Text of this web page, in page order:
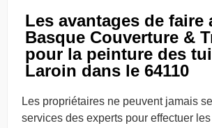
Les avantages de faire
Basque Couverture &
pour la peinture des
Laroin dans le 64110
Les propriétaires ne peuvent jamais
services des experts pour effectuer